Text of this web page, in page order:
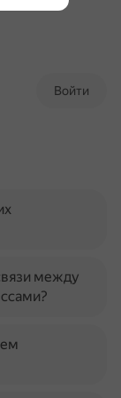
Войти
между